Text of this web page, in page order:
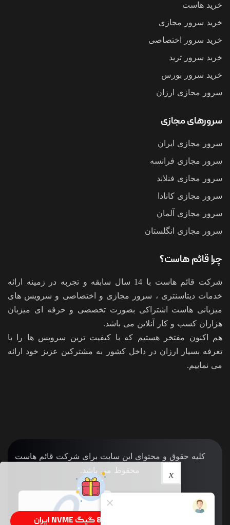
خرید هاست
خرید سرور مجازی
خرید سرور اختصاصی
خرید سرور ترید
خرید سرور بورس
سرور مجازی ارزان
سرورهای مجازی
سرور مجازی ایران
سرور مجازی فرانسه
سرور مجازی فنلاند
سرور مجازی کانادا
سرور مجازی آلمان
سرور مجازی انگلستان
چرا قائم هاست؟
شرکت قائم هاست با 14 سال سابقه و تجربه در زمینه ارائه
خدمات دیتاسنتری ، سرور مجازی و اختصاصی و سرویس های
میزبانی هاست اشتراکی بصورت تخصصی و حرفه ای میزبان
هزاران کسب و کار آنلاین می باشد.
هم اکنون مفتخر هستیم که با کیفیت ترین سرویس ها را با
تعرفه بسیار ارزان در داخل کشور به مشترکین عزیز خود ارائه
می نماییم.
کلیه حقوق و محتوای این سایت برای شرکت قائم هاست
محفوظ می باشد.